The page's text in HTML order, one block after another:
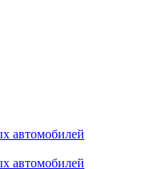
автомобилей
автомобилей